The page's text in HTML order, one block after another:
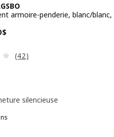
armoire-penderie, blanc/
$
Examen: 4 sur des 5
(42)
silencieuse